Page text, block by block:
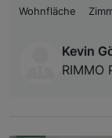
Wohnfläche
Kevin
RIMMO